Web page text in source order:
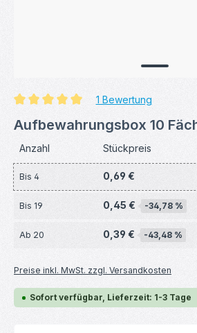
1 Bewertung
Aufbewahrungsbox 10
Anzahl Stückpreis
Bis 4 0,69 €
Bis 19 0,45 € -34,78 %
Ab 20 0,39 € -43,48 %
Preise inkl. MwSt. zzgl. Versandkosten
Sofort verfügbar, Lieferzeit: 1-3 Tage